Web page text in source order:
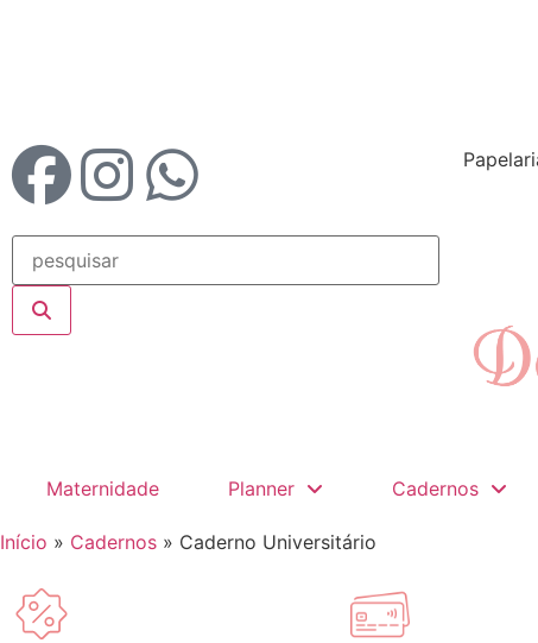
Maternidade Planner Cadernos
Início » Cadernos » Caderno Universitário